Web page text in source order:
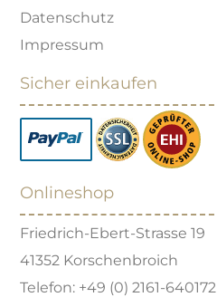
Datenschutz
Impressum
Sicher einkaufen
Onlineshop
Friedrich-Ebert-Strasse 19
41352 Korschenbroich
Telefon: +49 (0) 2161-640172